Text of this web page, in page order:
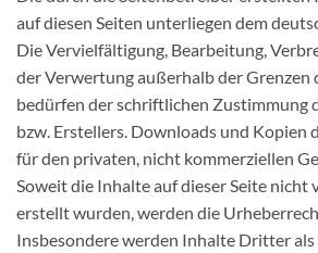
auf diesen Seiten unterliegen dem
Die Vervielfältigung, Bearbeitung,
der Verwertung außerhalb der Grenzen
bedürfen der schriftlichen Zustimmung
bzw. Erstellers. Downloads und Kopien
für den privaten, nicht kommerziellen
Soweit die Inhalte auf dieser Seite nicht
erstellt wurden, werden die
Insbesondere werden Inhalte Dritter als